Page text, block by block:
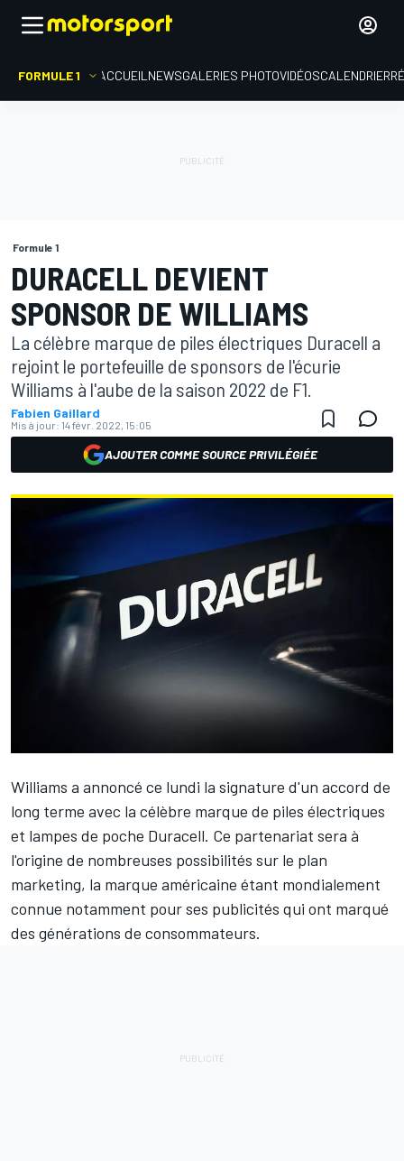
FORMULE 1 ACCUEIL NEWSGALERIES PHOTOVIDÉOSCALENDRIER
Formule 1
DURACELL DEVIENT
SPONSOR DE WILLIAMS
La célèbre marque de piles électriques Duracell a
rejoint le portefeuille de sponsors de l'écurie
Williams à l'aube de la saison 2022 de F1.
Fabien Gaillard
Mis à jour: 14 févr. 2022, 15:05
AJOUTER COMME SOURCE PRIVILÉGIÉE
Williams a annoncé ce lundi la signature d'un accord de
long terme avec la célèbre marque de piles électriques
et lampes de poche Duracell. Ce partenariat sera à
l'origine de nombreuses possibilités sur le plan
marketing, la marque américaine étant mondialement
connue notamment pour ses publicités qui ont marqué
des générations de consommateurs.